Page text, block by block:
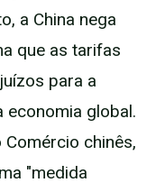
a China nega
que as tarifas
para a
economia global.
chinês,
"medida